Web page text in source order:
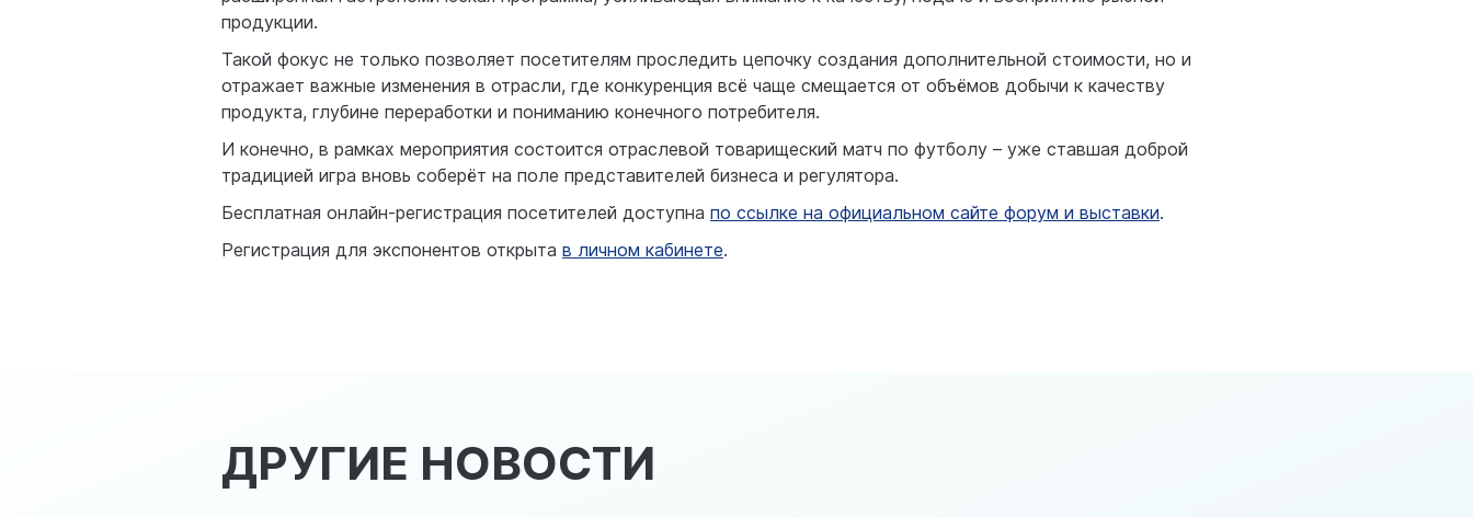
продукции.
Такой фокус не только позволяет посетителям проследить цепочку создания дополнительной стоимости, но и
отражает важные изменения в отрасли, где конкуренция всё чаще смещается от объёмов добычи к качеству
продукта, глубине переработки и пониманию конечного потребителя.
И конечно, в рамках мероприятия состоится отраслевой товарищеский матч по футболу – уже ставшая доброй
традицией игра вновь соберёт на поле представителей бизнеса и регулятора.
Бесплатная онлайн-регистрация посетителей доступна по ссылке на официальном сайте форум и выставки.
Регистрация для экспонентов открыта в личном кабинете.
ДРУГИЕ НОВОСТИ